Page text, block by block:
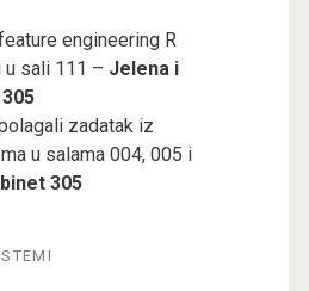
engineering R
u sali 111 – Jelena i
zadatak iz
u salama 004, 005 i
305